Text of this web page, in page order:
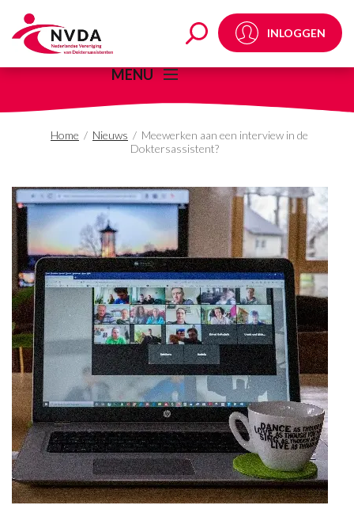
Meewerken aan een
INLOGGEN
MENU
Home / Nieuws / Meewerken aan een interview in de
Doktersassistent?